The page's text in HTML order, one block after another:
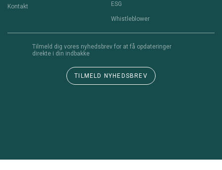
Kontakt
ESG
Whistleblower
Tilmeld dig vores nyhedsbrev for at få opdateringer
direkte i din indbakke
TILMELD NYHEDSBREV